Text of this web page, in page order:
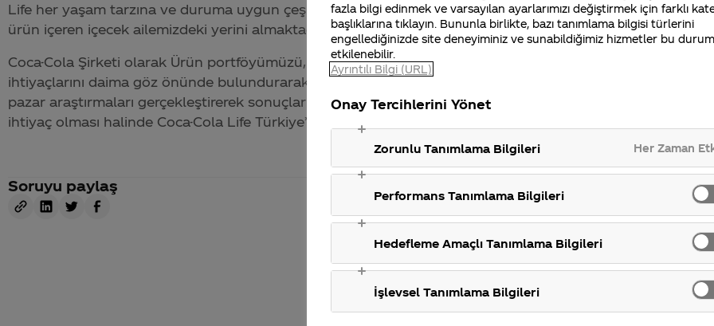
Life her yaşam tarzına ve duruma uygun çeşitlilikte ürün sunma sözümüzü temsil etmekte ve 3500’den
ürün içeren içecek ailemizdeki yerini almaktadır.
Coca-Cola Şirketi olarak Ürün portföyümüzü, faaliyet gösterdiğimiz ülkelerdeki tüketicilerin beklenti ve
ihtiyaçlarını daima göz önünde bulundurarak şekillendiriyoruz. Yeni bir ürün piyasa sunulmadan önce
pazar araştırmaları gerçekleştirerek sonuçlarını değerlendiriyoruz. Değerlendirmeler sonucu yeterli talep
ihtiyaç olması halinde Coca-Cola Life Türkiye’de de satışa sunulabilir.
Soruyu paylaş Yeni
fazla bilgi edinmek ve varsayılan ayarlarımızı değiştirmek için farklı
başlıklarına tıklayın. Bununla birlikte, bazı tanımlama bilgisi türlerini
engellediğinizde site deneyiminiz ve sunabildiğimiz hizmetler bu
etkilenebilir.
Ayrıntılı Bilgi (URL)
Onay Tercihlerini Yönet
Zorunlu Tanımlama Bilgileri Her Zaman
Performans Tanımlama Bilgileri
Hedefleme Amaçlı Tanımlama Bilgileri
İşlevsel Tanımlama Bilgileri